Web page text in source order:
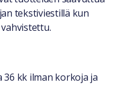
tekstiviestillä kun
36 kk ilman korkoja ja